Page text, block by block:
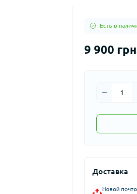
Есть в
9 900
Доставка
Новой